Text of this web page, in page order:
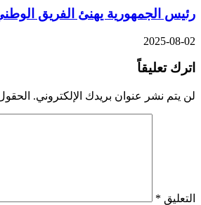
رئيس الجمهورية يهنئ الفريق
2025-08-02
اترك تعليقاً
لن يتم نشر عنوان بريدك الإلكتروني.
التعليق *